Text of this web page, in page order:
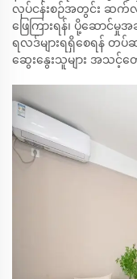
လုပ်ငန်းစဉ်အတွင်း ဆက်လက်ပံ့
ဖြေကြားရန်၊ ပို့ဆောင်မှု
ရလဒ်များရရှိစေရန် တပ်
ဆွေးနွေးသူများ အသင့်